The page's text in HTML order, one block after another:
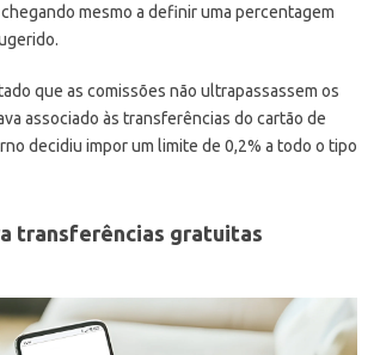
mesmo a definir uma percentagem
que as comissões não ultrapassassem os
associado às transferências do cartão de
decidiu impor um limite de 0,2% a todo o tipo
transferências gratuitas